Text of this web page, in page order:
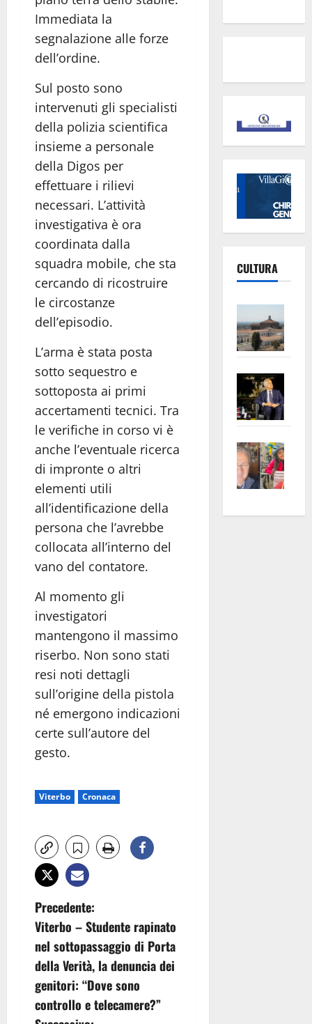
Immediata la
segnalazione alle forze
dell’ordine.
Sul posto sono
intervenuti gli specialisti
della polizia scientifica
insieme a personale
della Digos per
effettuare i rilievi
necessari. L’attività
investigativa è ora
coordinata dalla
squadra mobile, che sta
cercando di ricostruire
le circostanze
dell’episodio.
L’arma è stata posta
sotto sequestro e
sottoposta ai primi
accertamenti tecnici. Tra
le verifiche in corso vi è
anche l’eventuale ricerca
di impronte o altri
elementi utili
all’identificazione della
persona che l’avrebbe
collocata all’interno del
vano del contatore.
Al momento gli
investigatori
mantengono il massimo
riserbo. Non sono stati
resi noti dettagli
sull’origine della pistola
né emergono indicazioni
certe sull’autore del
gesto.
Viterbo Cronaca
N
a
v
i
Precedente:
Viterbo – Studente rapinato
nel sottopassaggio di Porta
della Verità, la denuncia dei
genitori: “Dove sono
controllo e telecamere?”
CULTURA
euro
apre